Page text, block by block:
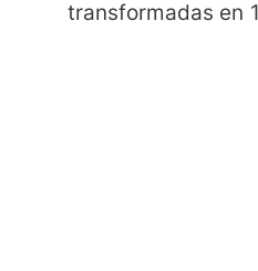
transformadas en